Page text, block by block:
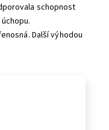
schopnost
Další výhodou